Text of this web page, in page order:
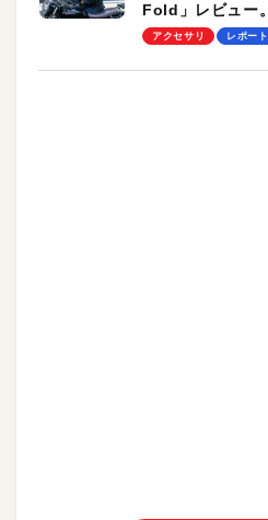
Fold」レビュー
却プレート、シ
アクセサリ レポート